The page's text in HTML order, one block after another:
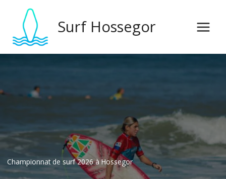
contenu
Surf Hossegor
Championnat de surf 2026 à Hossegor